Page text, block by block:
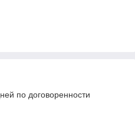
по договоренности